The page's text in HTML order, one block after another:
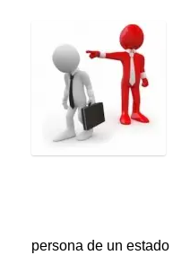
persona de un